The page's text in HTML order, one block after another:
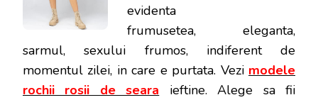
evidenta
frumusetea, eleganta,
sarmul, sexului frumos, indiferent de
momentul zilei, in care e purtata. Vezi modele
rochii rosii de seara
ieftine. Alege sa fii